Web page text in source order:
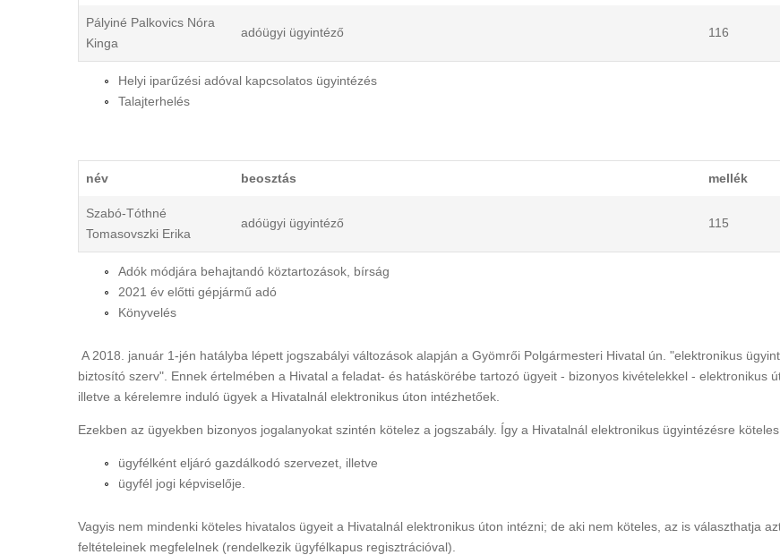
Pályiné Palkovics Nóra
Kinga
adóügyi ügyintéző 116
Helyi iparűzési adóval kapcsolatos ügyintézés
Talajterhelés
név beosztás mellék
Szabó-Tóthné
Tomasovszki Erika
adóügyi ügyintéző 115
Adók módjára behajtandó köztartozások, bírság
2021 év előtti gépjármű adó
Könyvelés
A 2018. január 1-jén hatályba lépett jogszabályi változások alapján a Gyömrői Polgármesteri Hivatal ún. "elektronikus
biztosító szerv". Ennek értelmében a Hivatal a feladat- és hatáskörébe tartozó ügyeit - bizonyos kivételekkel - elektronikus
illetve a kérelemre induló ügyek a Hivatalnál elektronikus úton intézhetőek.
Ezekben az ügyekben bizonyos jogalanyokat szintén kötelez a jogszabály. Így a Hivatalnál elektronikus ügyintézésre
ügyfélként eljáró gazdálkodó szervezet, illetve
ügyfél jogi képviselője.
Vagyis nem mindenki köteles hivatalos ügyeit a Hivatalnál elektronikus úton intézni; de aki nem köteles, az is választhatja
feltételeinek megfelelnek (rendelkezik ügyfélkapus regisztrációval).